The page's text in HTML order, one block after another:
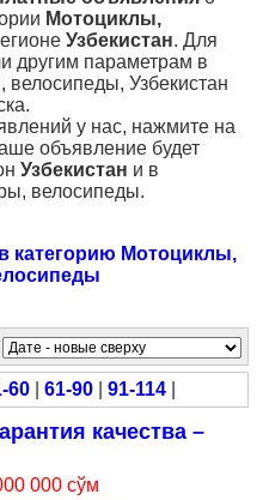
Мотоциклы,
Узбекистан. Для
другим параметрам в
велосипеды, Узбекистан
у нас, нажмите на
объявление будет
Узбекистан и в
велосипеды.
категорию Мотоциклы,
60 61-90 91-114
качества –
000 сўм